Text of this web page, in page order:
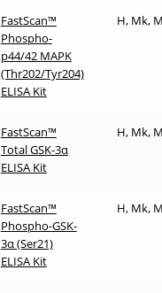
FastScan™
Phospho-
p44/42 MAPK
(Thr202/Tyr204)
ELISA Kit
H, Mk,
FastScan™
Total GSK-3α
ELISA Kit
H, Mk,
FastScan™
Phospho-GSK-
3α (Ser21)
ELISA Kit
H, Mk,